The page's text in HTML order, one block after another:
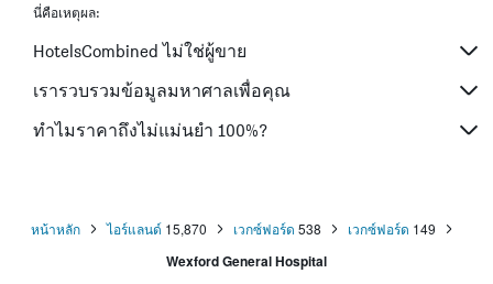
นี่คือเหตุผล:
HotelsCombined ไม่ใช่ผู้ขาย
เรารวบรวมข้อมูลมหาศาลเพื่อคุณ
ทำไมราคาถึงไม่แม่นยำ 100%?
หน้าหลัก ไอร์แลนด์ 15,870 เวกซ์ฟอร์ด 538 เวกซ์ฟอร์ด 149
Wexford General Hospital